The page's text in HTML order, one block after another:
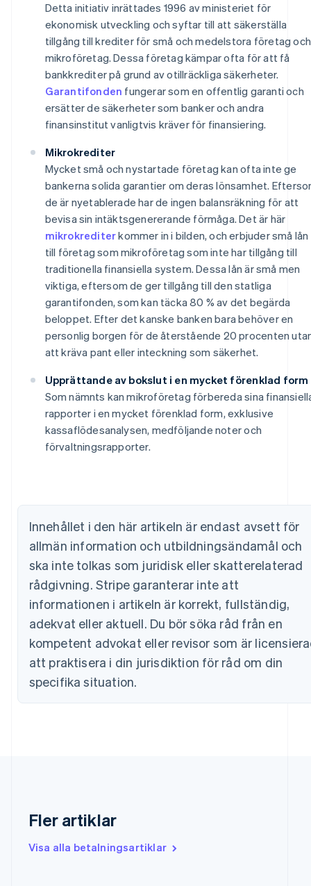
Detta initiativ inrättades 1996 av ministeriet för
ekonomisk utveckling och syftar till att säkerställa
tillgång till krediter för små och medelstora företag och
mikroföretag. Dessa företag kämpar ofta för att få
bankkrediter på grund av otillräckliga säkerheter.
Garantifonden fungerar som en offentlig garanti och
ersätter de säkerheter som banker och andra
finansinstitut vanligtvis kräver för finansiering.
Mikrokrediter
Mycket små och nystartade företag kan ofta inte ge
bankerna solida garantier om deras lönsamhet.
de är nyetablerade har de ingen balansräkning för att
bevisa sin intäktsgenererande förmåga. Det är här
mikrokrediterkommer in i bilden, och erbjuder små lån
till företag som mikroföretag som inte har tillgång till
traditionella finansiella system. Dessa lån är små men
viktiga, eftersom de ger tillgång till den statliga
garantifonden, som kan täcka 80 % av det begärda
beloppet. Efter det kanske banken bara behöver en
personlig borgen för de återstående 20 procenten
att kräva pant eller inteckning som säkerhet.
Upprättande av bokslut i en mycket förenklad form
Som nämnts kan mikroföretag förbereda sina
rapporter i en mycket förenklad form, exklusive
kassaflödesanalysen, medföljande noter och
förvaltningsrapporter.
Innehållet i den här artikeln är endast avsett för
allmän information och utbildningsändamål och
ska inte tolkas som juridisk eller skatterelaterad
rådgivning. Stripe garanterar inte att
informationen i artikeln är korrekt, fullständig,
adekvat eller aktuell. Du bör söka råd från en
kompetent advokat eller revisor som är
att praktisera i din jurisdiktion för råd om din
specifika situation.
Fler artiklar
Visa alla betalningsartiklar
Australien
English
Belgien
NederlandsFrançaisDeutsch
Cypern
Danmark
English
Estland
English
Fastlandskina
简体中文English
EnglishSvenska
Frankrike
Français English
Förenade Arabemiraten
English
English
English